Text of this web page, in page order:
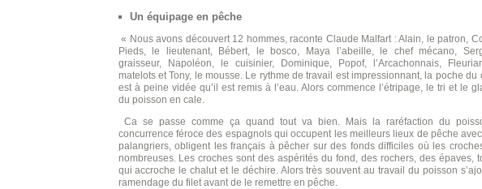
Un équipage en pêche
« Nous avons découvert 12 hommes, raconte Claude Malfart : Alain, le patron,
Pieds, le lieutenant, Bébert, le bosco, Maya l’abeille, le chef mécano,
graisseur, Napoléon, le cuisinier, Dominique, Popof, l’Arcachonnais,
matelots et Tony, le mousse. Le rythme de travail est impressionnant, la poche du
est à peine vidée qu’il est remis à l’eau. Alors commence l’étripage, le tri et le
du poisson en cale.
Ca se passe comme ça quand tout va bien. Mais la raréfaction du
concurrence féroce des espagnols qui occupent les meilleurs lieux de pêche
palangriers, obligent les français à pêcher sur des fonds difficiles où les
nombreuses. Les croches sont des aspérités du fond, des rochers, des épaves,
qui accroche le chalut et le déchire. Alors très souvent au travail du poisson
ramendage du filet avant de le remettre en pêche.